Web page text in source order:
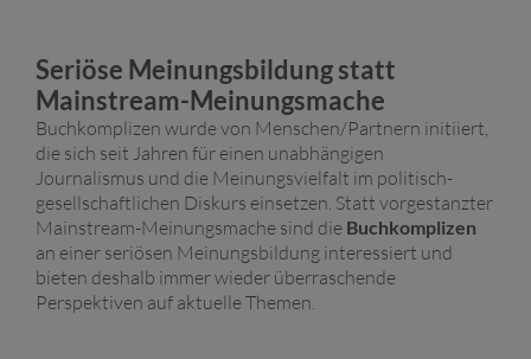
Seriöse Meinungsbildung statt
Mainstream-Meinungsmache
Buchkomplizen wurde von Menschen/Partnern initiiert,
die sich seit Jahren für einen unabhängigen
Journalismus und die Meinungsvielfalt im politisch-
gesellschaftlichen Diskurs einsetzen. Statt vorgestanzter
Mainstream-Meinungsmache sind die Buchkomplizen
an einer seriösen Meinungsbildung interessiert und
bieten deshalb immer wieder überraschende
Perspektiven auf aktuelle Themen.